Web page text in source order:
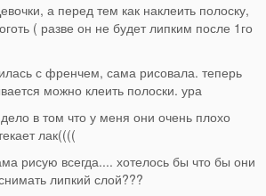
а перед тем как наклеить полоску,
( разве он не будет липким после 1го
с френчем, сама рисовала. теперь
можно клеить полоски. ура
в том что у меня они очень плохо
лак((((
рисую всегда.... хотелось бы что бы они
липкий слой???